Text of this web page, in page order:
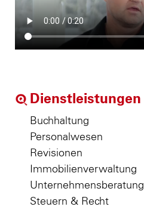
Dienstleistungen
Buchhaltung
Personalwesen
Revisionen
Immobilienverwaltung
Unternehmensberatung
Steuern & Recht